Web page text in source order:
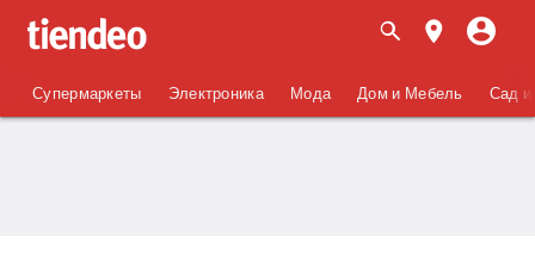
Супермаркеты Электроника Мода Дом и Мебель Сад и